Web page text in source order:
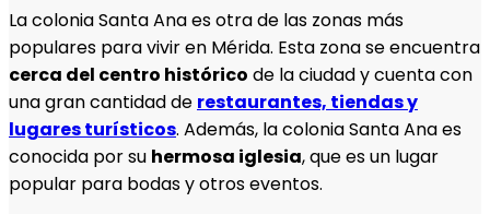
La colonia Santa Ana es otra de las zonas más
populares para vivir en Mérida. Esta zona se encuentra
cerca del centro histórico de la ciudad y cuenta con
una gran cantidad de restaurantes, tiendas y
lugares turísticos. Además, la colonia Santa Ana es
conocida por su hermosa iglesia, que es un lugar
popular para bodas y otros eventos.